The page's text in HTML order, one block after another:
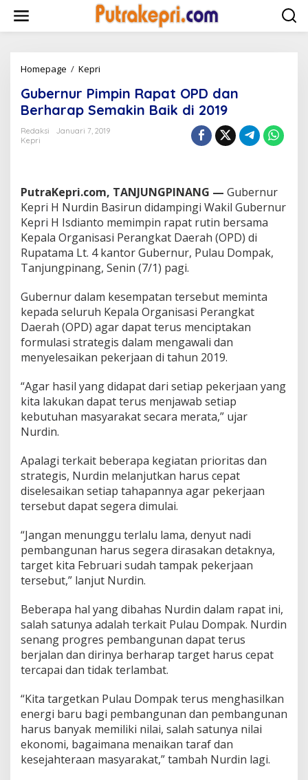
w
Homepage / Kepri
b
e
r
n
m
p
i
n
R
a
p
t
O
P
D
d
a
n
e
r
h
p
S
e
m
i
n
B
a
d
i
2
0
9
Gubernur Pimpin Rapat OPD dan
Berharap Semakin Baik di 2019
Redaksi
Januari 7, 2019
Kepri
PutraKepri.com, TANJUNGPINANG — Gubernur
Kepri H Nurdin Basirun didampingi Wakil Gubernur
Kepri H Isdianto memimpin rapat rutin bersama
Kepala Organisasi Perangkat Daerah (OPD) di
Rupatama Lt. 4 kantor Gubernur, Pulau Dompak,
Tanjungpinang, Senin (7/1) pagi.
Gubernur dalam kesempatan tersebut meminta
kepada seluruh Kepala Organisasi Perangkat
Daerah (OPD) agar dapat terus menciptakan
formulasi strategis dalam mengawali dan
menyelesaikan pekerjaan di tahun 2019.
“Agar hasil yang didapat dari setiap pekerjaan yang
kita lakukan dapat terus menjawab setiap
kebutuhan masyarakat secara merata,” ujar
Nurdin.
Apalagi terkait beberapa kegiatan prioritas dan
strategis, Nurdin melanjutkan harus cepat
diselesaikan setiap tahapannya agar pekerjaan
tersebut dapat segera dimulai.
“Jangan menunggu terlalu lama, denyut nadi
pembangunan harus segera dirasakan detaknya,
target kita Februari sudah tampak pekerjaan
tersebut,” lanjut Nurdin.
Beberapa hal yang dibahas Nurdin dalam rapat ini,
salah satunya adalah terkait Pulau Dompak. Nurdin
senang progres pembangunan dapat terus
berjalan dan dirinya berharap target harus cepat
tercapai dan tidak terlambat.
“Kita targetkan Pulau Dompak terus menghasilkan
energi baru bagi pembangunan dan pembangunan
harus banyak memiliki nilai, salah satunya nilai
ekonomi, bagaimana menaikan taraf dan
kesejahteraan masyarakat,” tambah Nurdin lagi.